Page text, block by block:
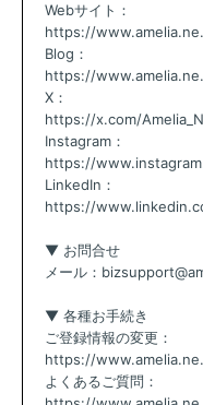
Webサイト：
https://
Blog：
https://
X：
https://x.com/
Instagram：
https://
LinkedIn：
https://
▼ お問合せ
メール：
▼ 各種お手続き
ご登録情報の変更：
https://
よくあるご質問：